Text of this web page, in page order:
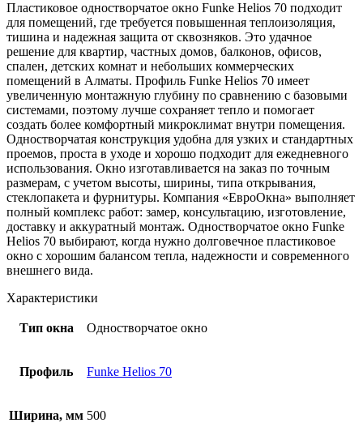
Пластиковое одностворчатое окно Funke Helios 70 подходит
для помещений, где требуется повышенная теплоизоляция,
тишина и надежная защита от сквозняков. Это удачное
решение для квартир, частных домов, балконов, офисов,
спален, детских комнат и небольших коммерческих
помещений в Алматы. Профиль Funke Helios 70 имеет
увеличенную монтажную глубину по сравнению с базовыми
системами, поэтому лучше сохраняет тепло и помогает
создать более комфортный микроклимат внутри помещения.
Одностворчатая конструкция удобна для узких и стандартных
проемов, проста в уходе и хорошо подходит для ежедневного
использования. Окно изготавливается на заказ по точным
размерам, с учетом высоты, ширины, типа открывания,
стеклопакета и фурнитуры. Компания «ЕвроОкна» выполняет
полный комплекс работ: замер, консультацию, изготовление,
доставку и аккуратный монтаж. Одностворчатое окно Funke
Helios 70 выбирают, когда нужно долговечное пластиковое
окно с хорошим балансом тепла, надежности и современного
внешнего вида.
Характеристики
Тип окна Одностворчатое окно
Профиль Funke Helios 70
Ширина, мм 500